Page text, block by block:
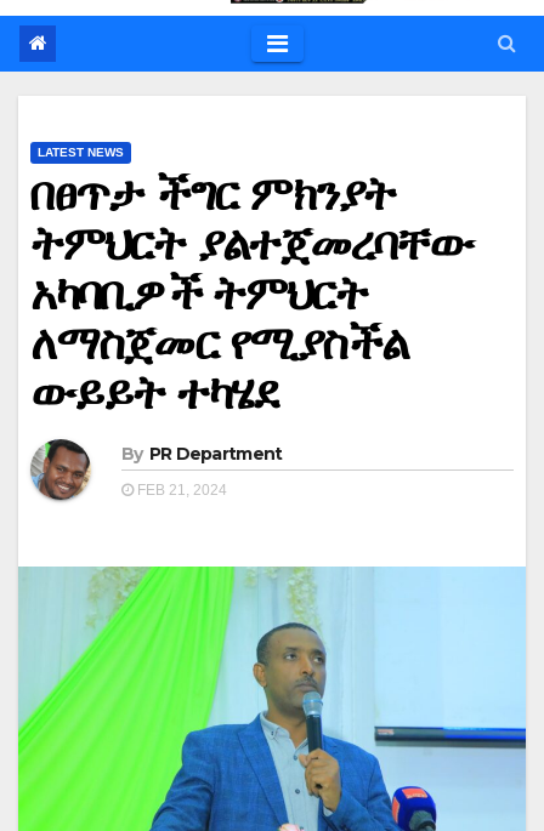
LATEST NEWS
በፀጥታ ችግር ምክንያት
ትምህርት ያልተጀመረባቸው
አካባቢዎች ትምህርት
ለማስጀመር የሚያስችል
ውይይት ተካሄደ
By PR Department
FEB 21, 2024